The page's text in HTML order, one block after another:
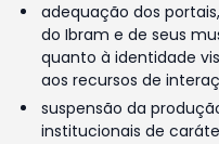
adequação dos
do Ibram e de seus
quanto à identidade
aos recursos de
suspensão da
institucionais de